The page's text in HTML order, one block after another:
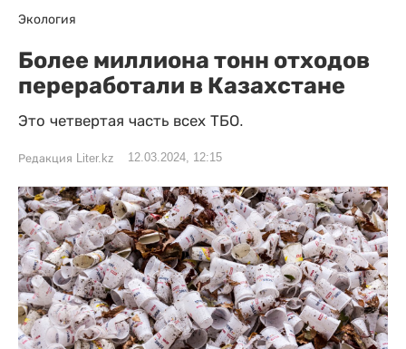
Экология
Более миллиона тонн отходов
переработали в Казахстане
Это четвертая часть всех ТБО.
Редакция Liter.kz 12.03.2024, 12:15